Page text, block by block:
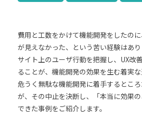
費用と工数をかけて機能開発をしたの
が見えなかった、という苦い経験はあり
サイト上のユーザ行動を把握し、UX改
ることが、機能開発の効果を生む着実な
危うく無駄な機能開発に着手するとこ
が、その中止を決断し、「本当に効果
できた事例をご紹介します。